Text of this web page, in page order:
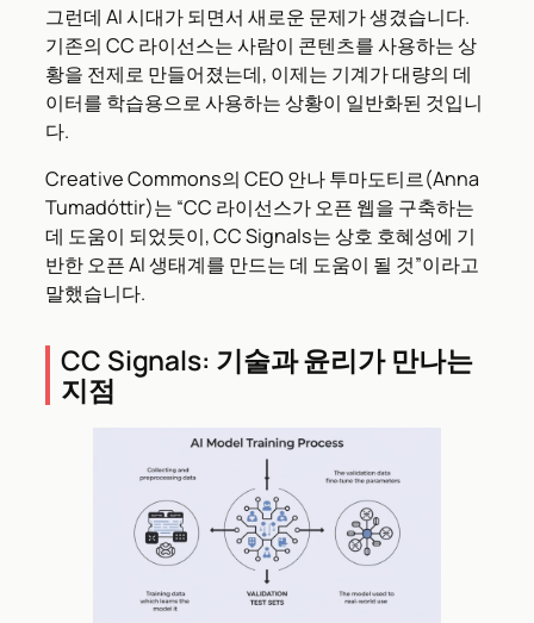
그런데 AI 시대가 되면서 새로운 문제가 생겼습니다.
기존의 CC 라이선스는 사람이 콘텐츠를 사용하는 상
황을 전제로 만들어졌는데, 이제는 기계가 대량의 데
이터를 학습용으로 사용하는 상황이 일반화된 것입니
다.
Creative Commons의 CEO 안나 투마도티르(Anna
Tumadóttir)는 “CC 라이선스가 오픈 웹을 구축하는
데 도움이 되었듯이, CC Signals는 상호 호혜성에 기
반한 오픈 AI 생태계를 만드는 데 도움이 될 것”이라고
말했습니다.
CC Signals: 기술과 윤리가 만나는
지점